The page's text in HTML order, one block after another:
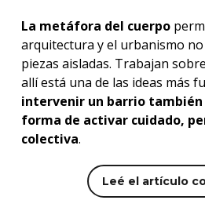
La metáfora del cuerpo
arquitectura y el urbanismo
piezas aisladas. Trabajan
allí está una de las ideas más
intervenir un barrio también
forma de activar cuidado,
colectiva.
Leé el artículo